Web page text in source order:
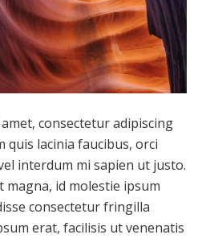
consectetur adipiscing
quis lacinia faucibus, orci
interdum mi sapien ut justo.
magna, id molestie ipsum
consectetur fringilla
erat, facilisis ut venenatis